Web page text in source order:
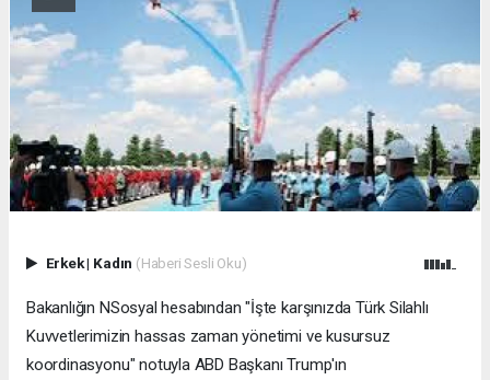
Erkek| Kadın (Haberi Sesli Oku)
Bakanlığın NSosyal hesabından "İşte karşınızda Türk Silahlı
Kuvvetlerimizin hassas zaman yönetimi ve kusursuz
koordinasyonu" notuyla ABD Başkanı Trump'ın